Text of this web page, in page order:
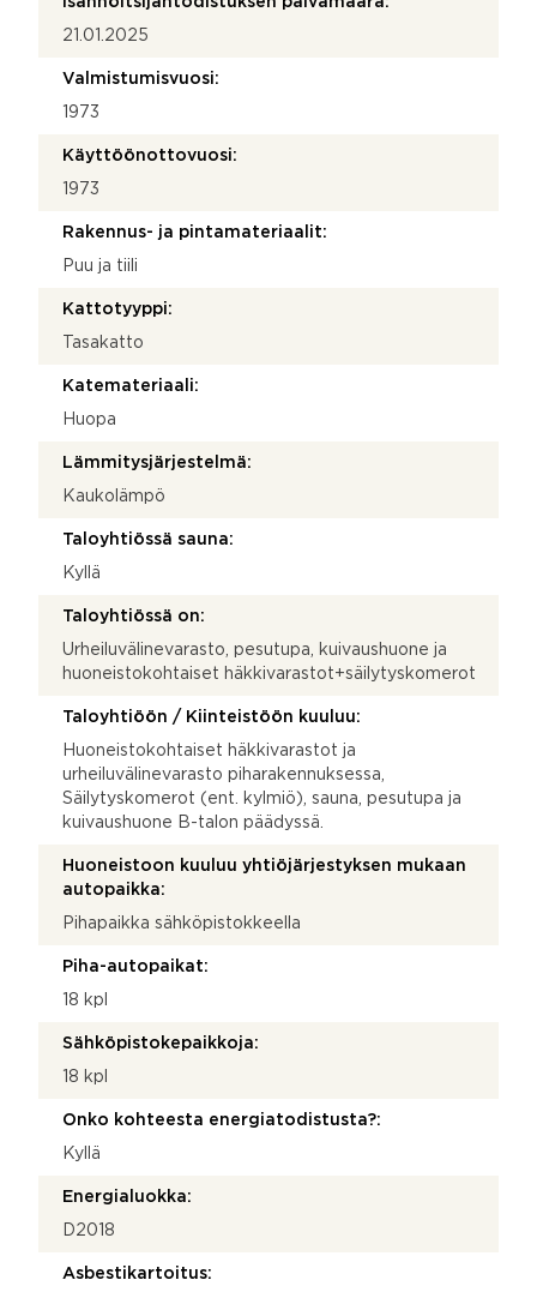
21.01.2025
Valmistumisvuosi:
1973
Käyttöönottovuosi:
1973
Rakennus- ja pintamateriaalit:
Puu ja tiili
Kattotyyppi:
Tasakatto
Katemateriaali:
Huopa
Lämmitysjärjestelmä:
Kaukolämpö
Taloyhtiössä sauna:
Kyllä
Taloyhtiössä on:
Urheiluvälinevarasto, pesutupa, kuivaushuone ja
huoneistokohtaiset häkkivarastot+säilytyskomerot
Taloyhtiöön / Kiinteistöön kuuluu:
Huoneistokohtaiset häkkivarastot ja
urheiluvälinevarasto piharakennuksessa,
Säilytyskomerot (ent. kylmiö), sauna, pesutupa ja
kuivaushuone B-talon päädyssä.
Huoneistoon kuuluu yhtiöjärjestyksen mukaan
autopaikka:
Pihapaikka sähköpistokkeella
Piha-autopaikat:
18 kpl
Sähköpistokepaikkoja:
18 kpl
Onko kohteesta energiatodistusta?:
Kyllä
Energialuokka:
D2018
Asbestikartoitus: